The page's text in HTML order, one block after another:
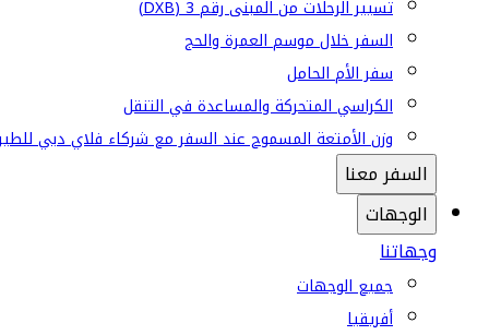
تسيير الرحلات من المبنى رقم 3 (DXB)
السفر خلال موسم العمرة والحج
سفر الأم الحامل
الكراسي المتحركة والمساعدة في التنقل
وزن الأمتعة المسموح عند السفر مع شركاء فلاي دبي
السفر معنا
الوجهات
وجهاتنا
جميع الوجهات
أفريقيا